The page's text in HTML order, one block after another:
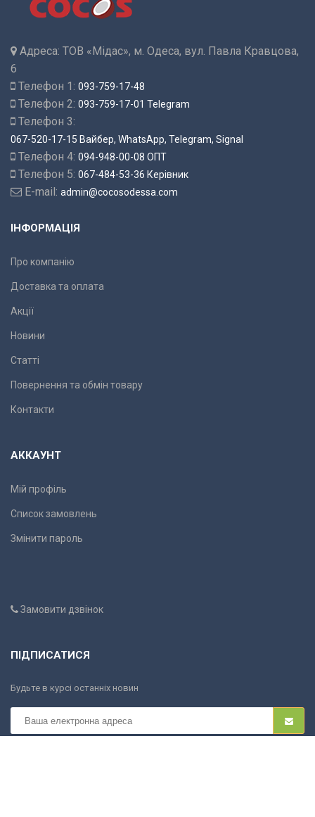
Адреса: ТОВ «Мідас», м. Одеса, вул. Павла Кравцова,
6
Телефон 1: 093-759-17-48
Телефон 2: 093-759-17-01 Telegram
Телефон 3:
067-520-17-15 Вайбер, WhatsApp, Telegram, Signal
Телефон 4: 094-948-00-08 ОПТ
Телефон 5: 067-484-53-36 Керівник
E-mail: admin@cocosodessa.com
ІНФОРМАЦІЯ
Про компанію
Доставка та оплата
Акції
Новини
Статті
Повернення та обмін товару
Контакти
АККАУНТ
Мій профіль
Список замовлень
Змінити пароль
Замовити дзвінок
ПІДПИСАТИСЯ
Будьте в курсі останніх новин